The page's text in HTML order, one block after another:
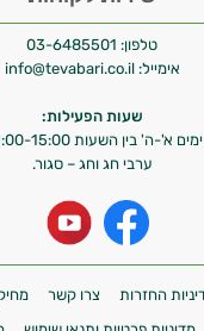
טלפון: 03-6485501
אימייל: info@tevabari.co.il
שעות הפעילות:
ימים א'-ה' בין השעות 09:00-15:00
ערבי חג וחג – סגור.
החזרות צרו קשר